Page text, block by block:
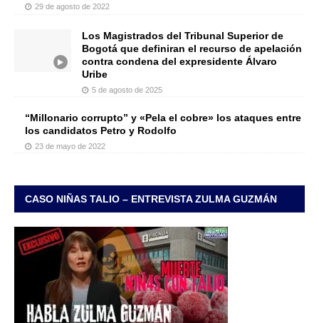
29 de agosto de 2022
Los Magistrados del Tribunal Superior de
Bogotá que definiran el recurso de apelación
contra condena del expresidente Álvaro
Uribe
5 de agosto de 2025
“Millonario corrupto” y «Pela el cobre» los ataques entre
los candidatos Petro y Rodolfo
23 de mayo de 2022
CASO NIÑAS TALIO – ENTREVISTA ZULMA GUZMÁN